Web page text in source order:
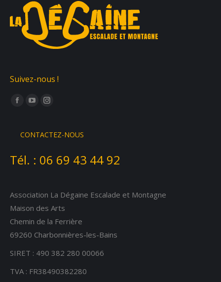
Suivez-nous !
Trouvez nous sur :
Facebook
opens
new
YouTube
opens
new
Instagram
opens
new
CONTACTEZ-NOUS
Tél. : 06 69 43 44 92
Association La Dégaine Escalade et Montagne
Maison des Arts
Chemin de la Ferrière
69260 Charbonnières-les-Bains
SIRET : 490 382 280 00066
TVA : FR38490382280